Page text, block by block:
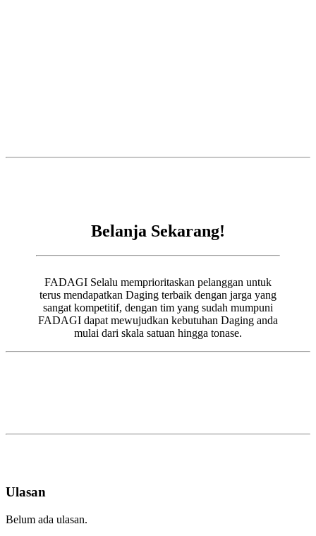
Belanja Sekarang!
FADAGI Selalu memprioritaskan pelanggan untuk
terus mendapatkan Daging terbaik dengan jarga yang
sangat kompetitif, dengan tim yang sudah mumpuni
FADAGI dapat mewujudkan kebutuhan Daging anda
mulai dari skala satuan hingga tonase.
Ulasan
Belum ada ulasan.